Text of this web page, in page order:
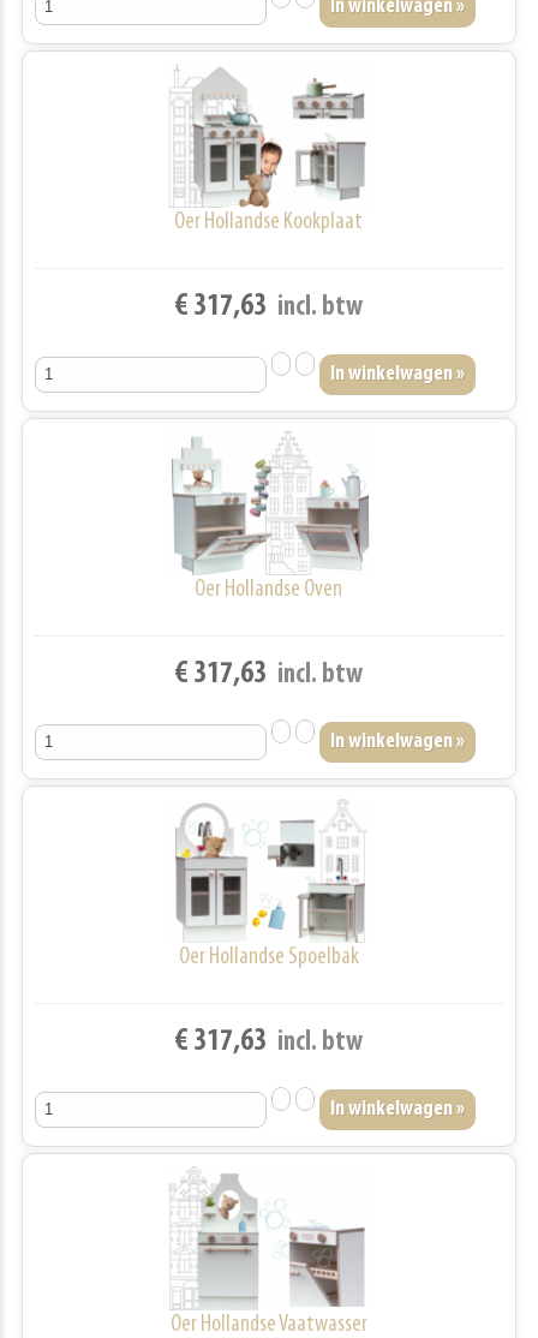
Oer Hollandse Kookplaat
€ 317,63 incl. btw
Oer Hollandse Oven
€ 317,63 incl. btw
Oer Hollandse Spoelbak
€ 317,63 incl. btw
Oer Hollandse Vaatwasser